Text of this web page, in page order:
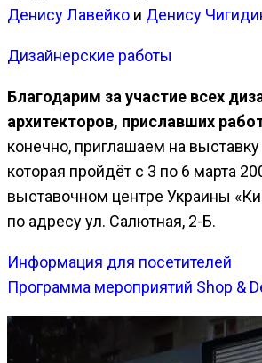
Денису Лавейко и Денису
Дизайнерские работы
Благодарим за участие всех
архитекторов, приславших
конечно, приглашаем на
которая пройдёт с 3 по 6 марта
выставочном центре Украины
по адресу ул. Салютная, 2-Б.
Информация для посетителей
Программа мероприятий Shop &